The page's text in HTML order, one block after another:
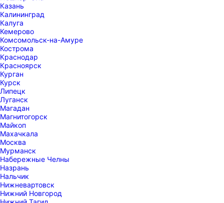
Казань
Калининград
Калуга
Кемерово
Комсомольск-на-Амуре
Кострома
Краснодар
Красноярск
Курган
Курск
Липецк
Луганск
Магадан
Магнитогорск
Майкоп
Махачкала
Москва
Мурманск
Набережные Челны
Назрань
Нальчик
Нижневартовск
Нижний Новгород